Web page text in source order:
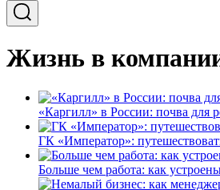
Жизнь в
«Каргилл» в России: почва для
ГК «Император»:
Больше чем работа: как